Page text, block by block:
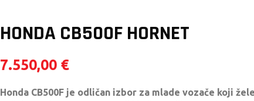
HONDA CB500F HORNET
7.550,00 €
Honda CB500F je odličan izbor za mlade vozače koji